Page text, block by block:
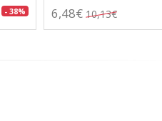
- 38% 6,48€ 10,13€